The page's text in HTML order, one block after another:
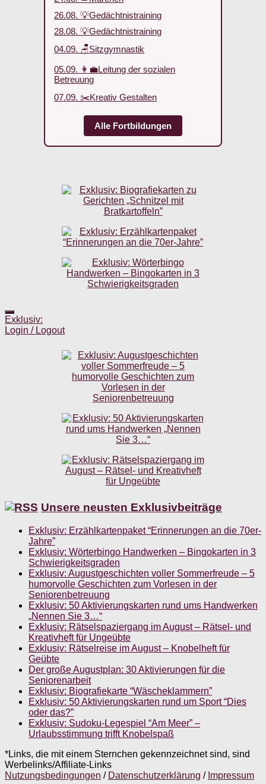
26.08. 💡Gedächtnistraining
28.08. 💡Gedächtnistraining
04.09. 🪑Sitzgymnastik
05.09. 👩‍💼Leitung der sozialen
Betreuung
07.09. ✂️Kreativ Gestalten
Alle Fortbildungen
Exklusiv:
Login / Logout
Unsere neusten Exklusivbeiträge
Exklusiv: Erzählkartenpaket “Erinnerungen an die 70er-
Jahre”
Exklusiv: Wörterbingo Handwerken – Bingokarten in 3
Schwierigkeitsgraden
Exklusiv: Augustgeschichten voller Sommerfreude – 5
humorvolle Geschichten zum Vorlesen in der
Seniorenbetreuung
Exklusiv: 50 Aktivierungskarten rund ums Handwerken
„Nennen Sie 3…“
Exklusiv: Rätselspaziergang im August – Rätsel- und
Kreativheft für Ungeübte
Exklusiv: Rätselreise im August – Knobelheft für
Geübte
Der große Augustplan: 30 Aktivierungen für die
Seniorenarbeit
Exklusiv: Biografiekarte “Wäscheklammern”
Exklusiv: 50 Aktivierungskarten rund um Sport “Dies
oder das?”
Exklusiv: Sudoku-Legespiel “Am Meer” –
Urlaubsstimmung trifft Knobelspaß
*Links, die mit einem Sternchen gekennzeichnet sind, sind
Werbelinks/Affiliate-Links
Nutzungsbedingungen / Datenschutzerklärung / Impressum